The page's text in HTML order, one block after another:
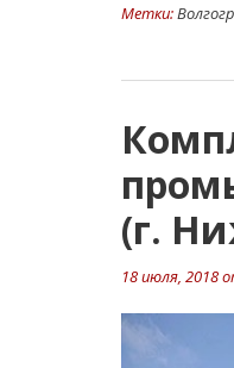
Метки:
(г.
18 июля, 2018